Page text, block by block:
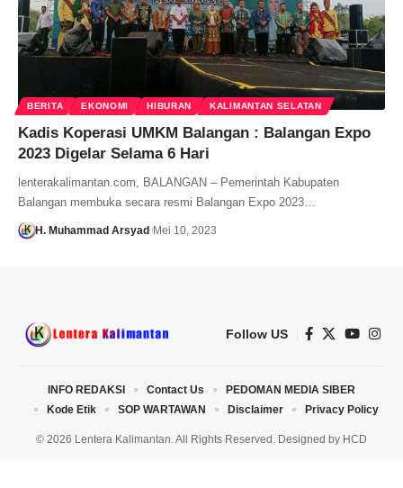
BERITA EKONOMI HIBURAN KALIMANTAN SELATAN
Kadis Koperasi UMKM Balangan : Balangan Expo
2023 Digelar Selama 6 Hari
lenterakalimantan.com, BALANGAN – Pemerintah Kabupaten
Balangan membuka secara resmi Balangan Expo 2023…
H. Muhammad Arsyad Mei 10, 2023
Follow US
© 2026 Lentera Kalimantan. All Rights Reserved. Designed by HCD
INFO REDAKSI Contact Us
PEDOMAN MEDIA SIBER
Kode Etik
SOP WARTAWAN Disclaimer Privacy Policy